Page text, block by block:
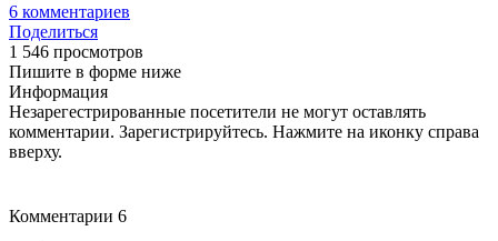
6 комментариев
Поделиться
1 546 просмотров
Пишите в форме ниже
Информация
Незарегестрированные посетители не могут оставлять
комментарии. Зарегистрируйтесь. Нажмите на иконку справа
вверху.
Комментарии 6